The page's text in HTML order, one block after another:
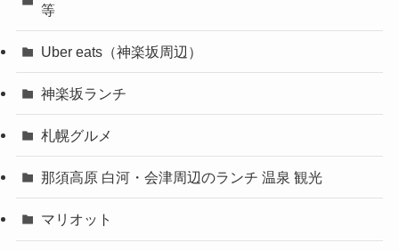
等
Uber eats（神楽坂周辺）
神楽坂ランチ
札幌グルメ
那須高原 白河・会津周辺のランチ 温泉 観光
マリオット